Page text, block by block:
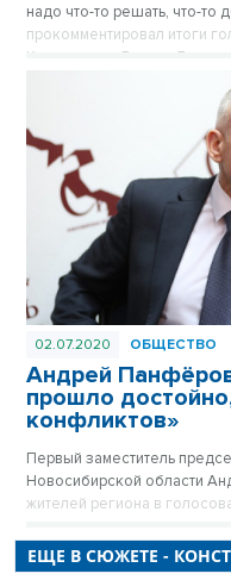
надо что-то решать, что-то
прокомментировал итоги
Конституцию Виктор
областной общественной
войны, труда, военной
Голосование состоялось
02.07.2020 ОБЩЕСТВО
Андрей
прошло
конфликтов»
Первый заместитель
Новосибирской области
жителей региона в
ЕЩЕ В СЮЖЕТЕ -